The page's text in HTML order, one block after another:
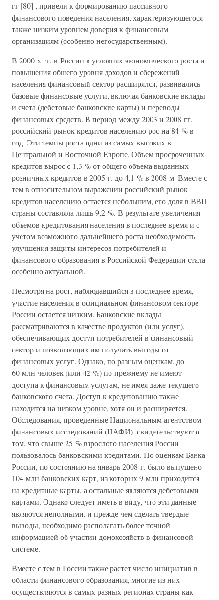
гг [80] , привели к формированию пассивного
финансового поведения населения, характеризующегося
также низким уровнем доверия к финансовым
организациям (особенно негосударственным).
В 2000-х гг. в России в условиях экономического роста и
повышения общего уровня доходов и сбережений
населения финансовый сектор расширялся, развивались
базовые финансовые услуги, включая банковские вклады
и счета (дебетовые банковские карты) и переводы
финансовых средств. В период между 2003 и 2008 гг.
российский рынок кредитов населению рос на 84 % в
год. Эти темпы роста одни из самых высоких в
Центральной и Восточной Европе. Объем просроченных
кредитов вырос с 1,3 % от общего объема выданных
розничных кредитов в 2005 г. до 4,1 % в 2008-м. Вместе с
тем в относительном выражении российский рынок
кредитов населению остается небольшим, его доля в ВВП
страны составляла лишь 9,2 %. В результате увеличения
объемов кредитования населения в последнее время и с
учетом возможного дальнейшего роста необходимость
улучшения защиты интересов потребителей и
финансового образования в Российской Федерации стала
особенно актуальной.
Несмотря на рост, наблюдавшийся в последнее время,
участие населения в официальном финансовом секторе
России остается низким. Банковские вклады
рассматриваются в качестве продуктов (или услуг),
обеспечивающих доступ потребителей в финансовый
сектор и позволяющих им получать выгоды от
финансовых услуг. Однако, по разным оценкам, до
60 млн человек (или 42 %) по-прежнему не имеют
доступа к финансовым услугам, не имея даже текущего
банковского счета. Доступ к кредитованию также
находится на низком уровне, хотя он и расширяется.
Обследования, проведенные Национальным агентством
финансовых исследований (НАФИ), свидетельствуют о
том, что свыше 25 % взрослого населения России
пользовалось банковскими кредитами. По оценкам Банка
России, по состоянию на январь 2008 г. было выпущено
104 млн банковских карт, из которых 9 млн приходится
на кредитные карты, а остальные являются дебетовыми
картами. Однако следует иметь в виду, что эти данные
являются неполными, и прежде чем сделать твердые
выводы, необходимо располагать более точной
информацией об участии домохозяйств в финансовой
системе.
Вместе с тем в России также растет число инициатив в
области финансового образования, многие из них
осуществляются в самых разных регионах страны как